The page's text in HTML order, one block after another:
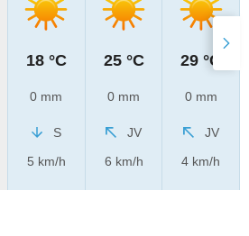
18 °C
0 mm
S
5 km/h
25 °C
0 mm
JV
6 km/h
29 °C
0 mm
JV
4 km/h